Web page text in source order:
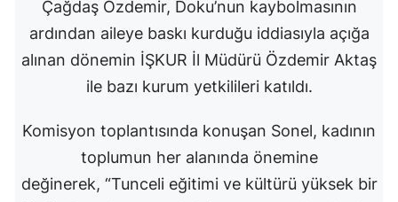
Çağdaş Özdemir, Doku’nun kaybolmasının
ardından aileye baskı kurduğu iddiasıyla açığa
alınan dönemin İŞKUR İl Müdürü Özdemir Aktaş
ile bazı kurum yetkilileri katıldı.
Komisyon toplantısında konuşan Sonel, kadının
toplumun her alanında önemine
değinerek, “Tunceli eğitimi ve kültürü yüksek bir